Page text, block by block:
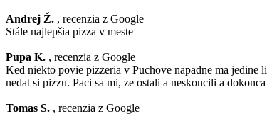
Andrej Ž. , recenzia z Google
Stále najlepšia pizza v meste
Pupa K. , recenzia z Google
Ked niekto povie pizzeria v Puchove napadne ma jedine
nedat si pizzu. Paci sa mi, ze ostali a neskoncili a
Tomas S. , recenzia z Google